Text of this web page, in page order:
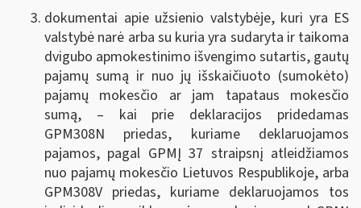
dokumentai apie užsienio valstybėje, kuri yra ES
valstybė narė arba su kuria yra sudaryta ir taikoma
dvigubo apmokestinimo išvengimo sutartis, gautų
pajamų sumą ir nuo jų išskaičiuoto (sumokėto)
pajamų mokesčio ar jam tapataus mokesčio
sumą, – kai prie deklaracijos pridedamas
GPM308N priedas, kuriame deklaruojamos
pajamos, pagal GPMĮ 37 straipsnį atleidžiamos
nuo pajamų mokesčio Lietuvos Respublikoje, arba
GPM308V priedas, kuriame deklaruojamos tos